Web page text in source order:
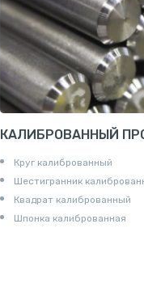
КАЛИБРОВАННЫЙ
Круг калиброванный
Шестигранник
Квадрат калиброванный
Шпонка калиброванная